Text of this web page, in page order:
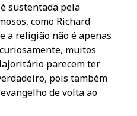
sustentada pela
como Richard
a religião não é apenas
muitos
parecem ter
pois também
de volta ao